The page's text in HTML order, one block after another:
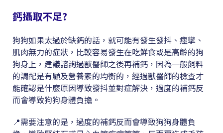
鈣攝取不足?
狗狗如果太過於缺鈣的話，就可能有發生發抖、痙攣、
肌肉無力的症狀，比較容易發生在吃鮮食或是高齡的狗
狗身上，建議諮詢過獸醫師之後再補鈣，因為一般飼料
的調配是有顧及營養素的均衡的，經過獸醫師的檢查才
能確認是什麼原因導致發抖並對症解決，過度的補鈣反
而會導致狗狗身體負擔。
📍需要注意的是，過度的補鈣反而會導致狗狗身體負